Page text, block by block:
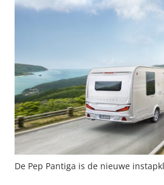
De Pep Pantiga is de nieuwe